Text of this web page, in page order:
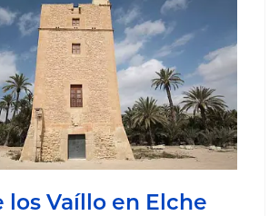
los Vaíllo en Elche